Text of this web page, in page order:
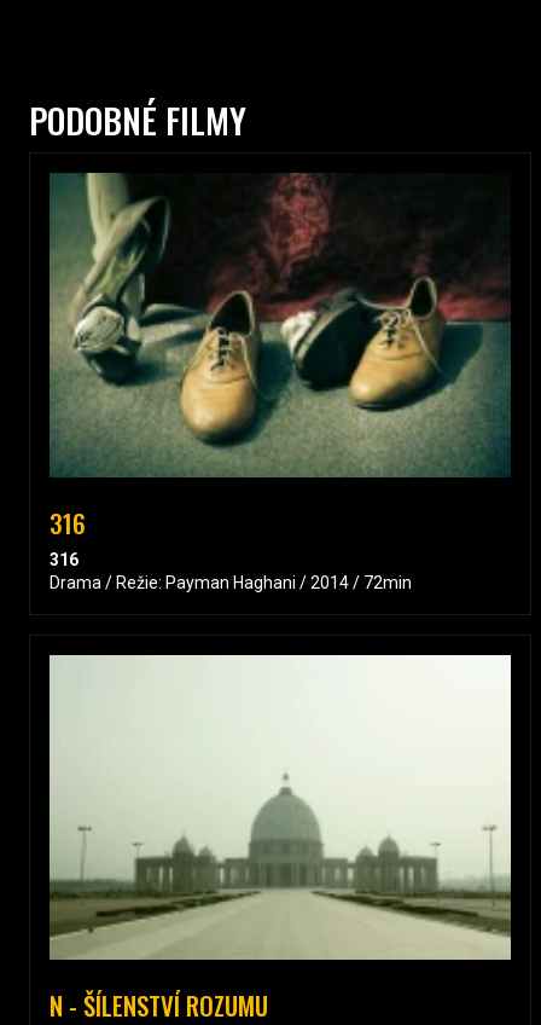
PODOBNÉ FILMY
316
316
Drama / Režie: Payman Haghani / 2014 / 72min
N - ŠÍLENSTVÍ ROZUMU